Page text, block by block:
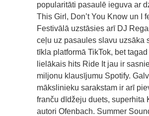
popularitāti pasaulē ieguva ar
This Girl, Don’t You Know un I
Festivālā uzstāsies arī DJ
ceļu uz pasaules slavu uzsāka
tīkla platformā TikTok, bet
lielākais hits Ride It jau ir
miljonu klausījumu Spotify.
mākslinieku sarakstam ir arī
franču dīdžeju duets, superhita
autori Ofenbach. Summer